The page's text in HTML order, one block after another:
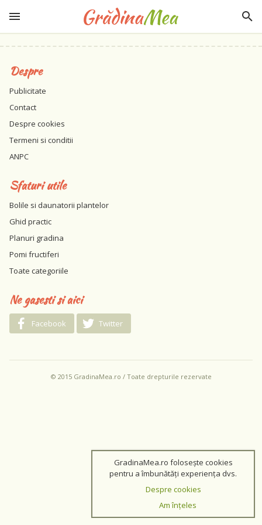
Despre
Publicitate
Contact
Despre cookies
Termeni si conditii
ANPC
Sfaturi utile
Bolile si daunatorii plantelor
Ghid practic
Planuri gradina
Pomi fructiferi
Toate categoriile
Ne gasesti si aici
Facebook Twitter
© 2015 GradinaMea.ro / Toate drepturile rezervate
GradinaMea.ro folosește cookies
pentru a îmbunătăți experiența dvs.
Despre cookies
Am înțeles